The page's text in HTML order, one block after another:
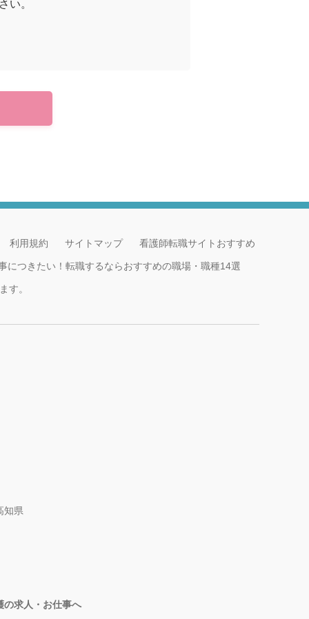
い。
利用規約 サイトマップ 看護師転職サイトおすすめ
につきたい！転職するならおすすめの職場・職種14選
す。
知県
の求人・お仕事へ